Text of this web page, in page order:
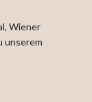
Wiener
unserem